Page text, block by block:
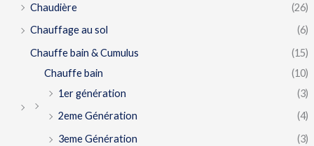
Chaudière
(26)
Chauffage au sol
(6)
Chauffe bain & Cumulus
(15)
Chauffe bain
(10)
1er génération
(3)
2eme Génération
(4)
3eme Génération
(3)